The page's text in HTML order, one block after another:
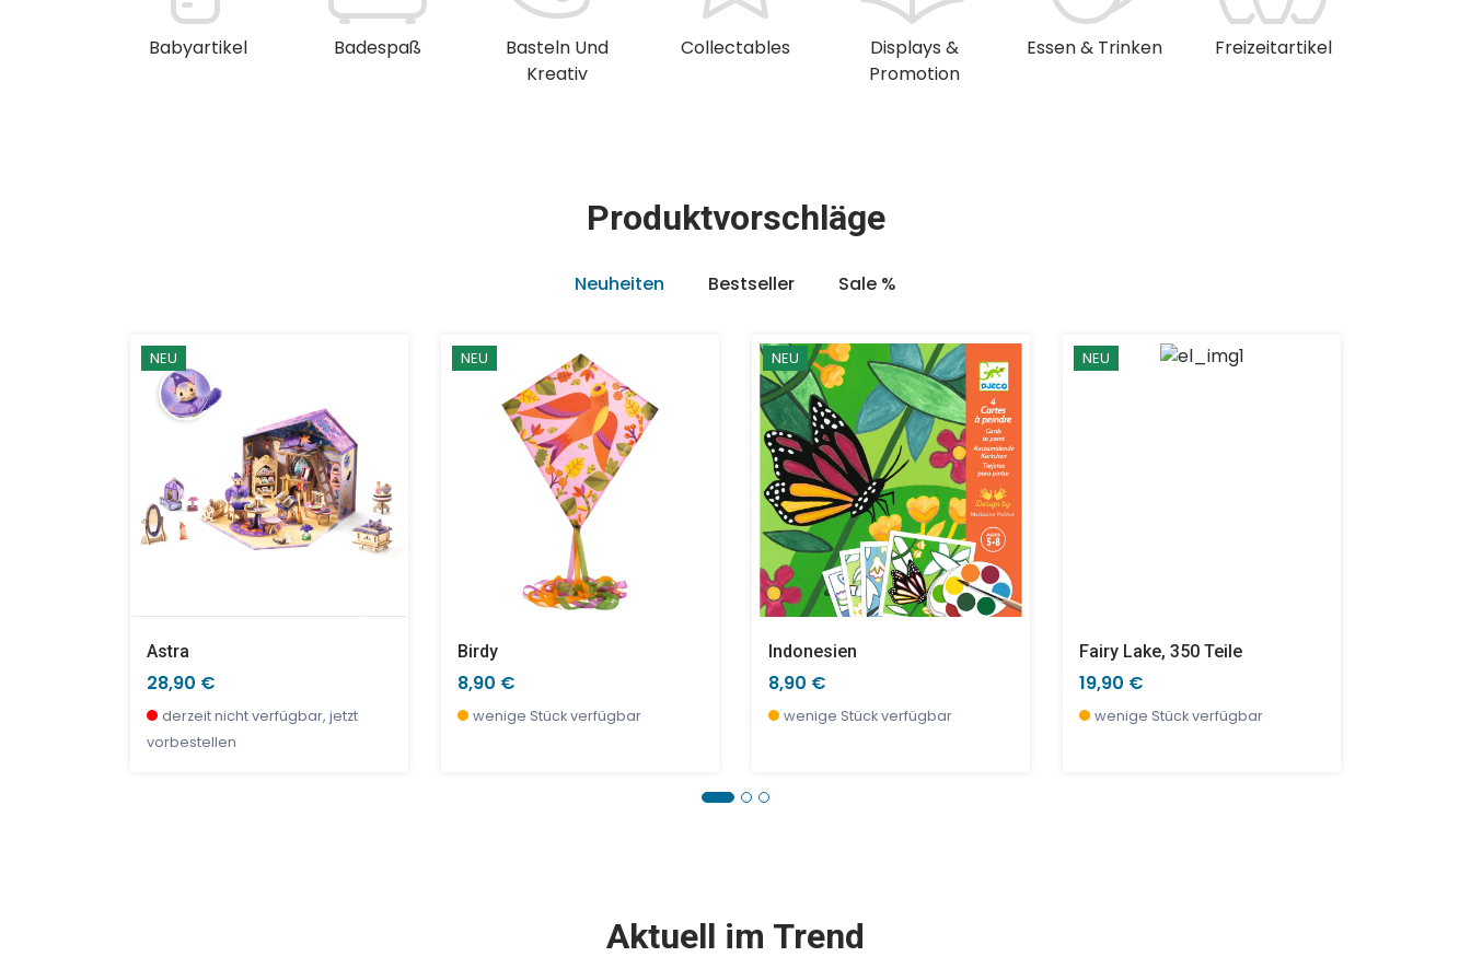
Babyartikel Badespaß
Basteln Und
Kreativ
Collectables
Displays &
Promotion
Essen & Trinken Freizeitartikel
Produktvorschläge
Neuheiten Bestseller Sale %
NEU
Astra
28,90 €
derzeit nicht verfügbar, jetzt
vorbestellen
NEU
Birdy
8,90 €
wenige Stück verfügbar
NEU
Indonesien
8,90 €
wenige Stück verfügbar
NEU
Fairy Lake, 350 Teile
19,90 €
wenige Stück verfügbar
Aktuell im Trend